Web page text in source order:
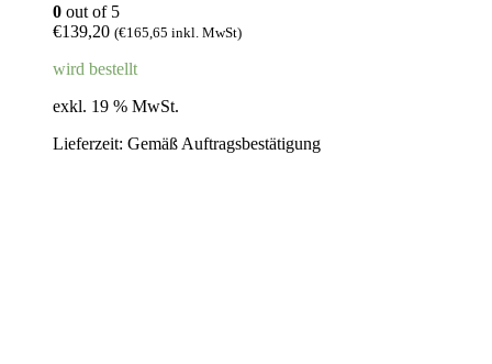
0 out of 5
€139,20 (€165,65 inkl. MwSt)
wird bestellt
exkl. 19 % MwSt.
Lieferzeit: Gemäß Auftragsbestätigung